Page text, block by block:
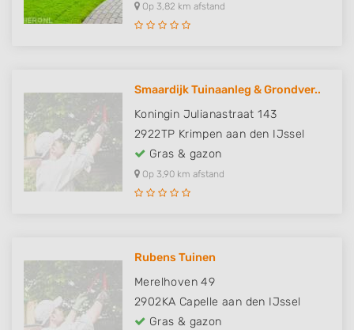
Op 3,82 km afstand
Smaardijk Tuinaanleg & Grondver..
Koningin Julianastraat 143
2922TP Krimpen aan den IJssel
Gras & gazon
Op 3,90 km afstand
Rubens Tuinen
Merelhoven 49
2902KA Capelle aan den IJssel
Gras & gazon